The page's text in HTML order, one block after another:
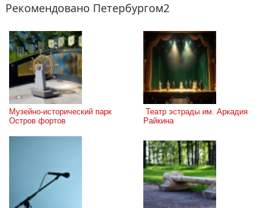
Рекомендовано Петербургом2
Музейно-исторический парк
Остров фортов
Райкина